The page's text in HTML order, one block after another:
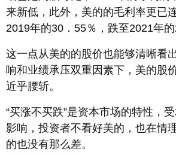
来新低，此外，美的的毛利率更已
2019年的30．55％，跌至2021年的
这一点从美的的股价也能够清晰看
响和业绩承压双重因素下，美的股
近乎腰斩。
“买涨不买跌”是资本市场的特性，
影响，投资者不看好美的，也在情
的也没有那么差。